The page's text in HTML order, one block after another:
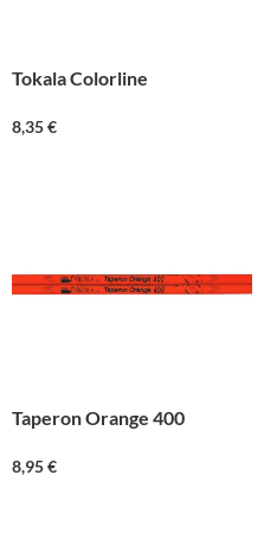
Tokala Colorline
8,35€
Taperon Orange 400
8,95€